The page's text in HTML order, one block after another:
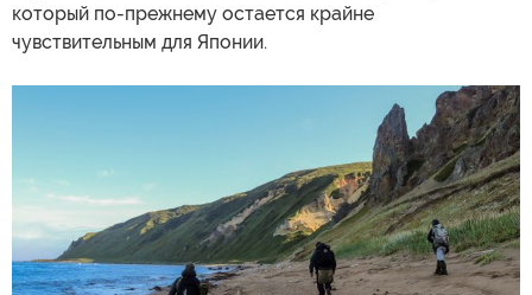
который по-прежнему остается крайне
чувствительным для Японии.